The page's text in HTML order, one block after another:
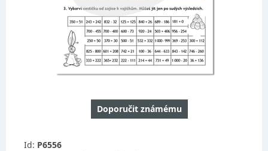
Doporučit známému
Id: P6556